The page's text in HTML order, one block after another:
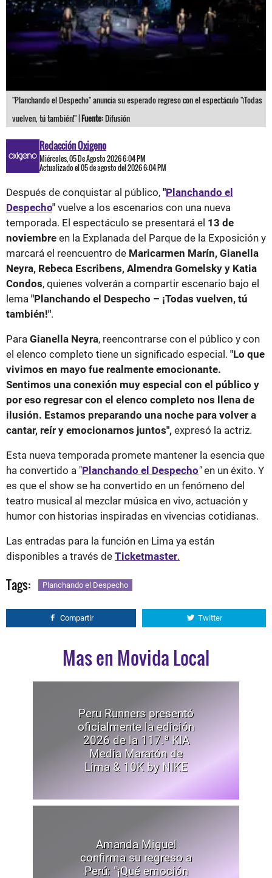
"Planchando el Despecho" anuncia su esperado regreso con el espectáculo "¡Todas
vuelven, tú también!" |Fuente:Difusión
Redacción Oxigeno
Miércoles, 05 De Agosto 2026 6:04 PM
Actualizado el 05 de agosto del 2026 6:04 PM
Después de conquistar al público, "Planchando el
Despecho" vuelve a los escenarios con una nueva
temporada. El espectáculo se presentará el 13 de
noviembre en la Explanada del Parque de la Exposición y
marcará el reencuentro de Maricarmen Marín, Gianella
Neyra, Rebeca Escribens, Almendra Gomelsky y Katia
Condos, quienes volverán a compartir escenario bajo el
lema "Planchando el Despecho – ¡Todas vuelven, tú
también!".
Para Gianella Neyra, reencontrarse con el público y con
el elenco completo tiene un significado especial. "Lo que
vivimos en mayo fue realmente emocionante.
Sentimos una conexión muy especial con el público y
por eso regresar con el elenco completo nos llena de
ilusión. Estamos preparando una noche para volver a
cantar, reír y emocionarnos juntos", expresó la actriz.
Esta nueva temporada promete mantener la esencia que
ha convertido a "Planchando el Despecho"en un éxito. Y
es que el show se ha convertido en un fenómeno del
teatro musical al mezclar música en vivo, actuación y
humor con historias inspiradas en vivencias cotidianas.
Las entradas para la función en Lima ya están
disponibles a través de Ticketmaster.
Tags: Planchando el Despecho
Compartir Twitter
Mas en Movida Local
Peru Runners presentó
oficialmente la edición
2026 de la 117.ª KIA
Media Maratón de
Lima & 10K by NIKE
Amanda Miguel
confirma su regreso a
Perú: "¡Qué emoción